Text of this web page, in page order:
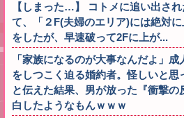
【しまった…】 コトメに追い出さ
て、「２F(夫婦のエリア)には絶対
をしたが、早速破って2Fに上が...
「家族になるのが大事なんだよ」
をしつこく迫る婚約者。怪しいと思
と伝えた結果、男が放った『衝撃
白したようなもんｗｗｗ